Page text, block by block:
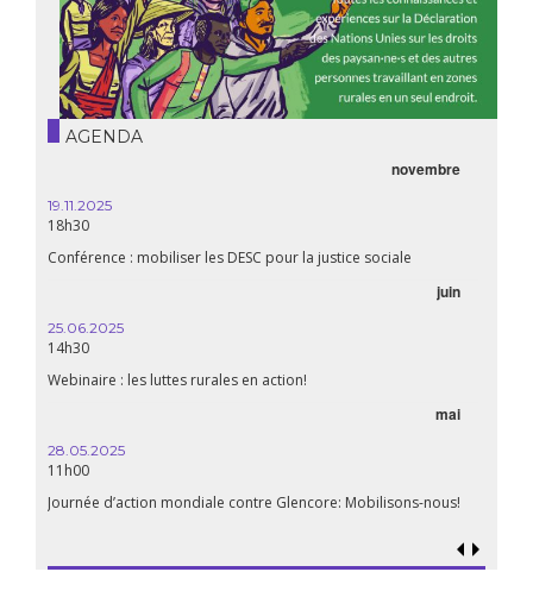
AGENDA
novembre
19.11.2025
18h30
Conférence : mobiliser les DESC pour la justice sociale
juin
25.06.2025
14h30
Webinaire : les luttes rurales en action!
mai
28.05.2025
11h00
Journée d’action mondiale contre Glencore: Mobilisons-nous!